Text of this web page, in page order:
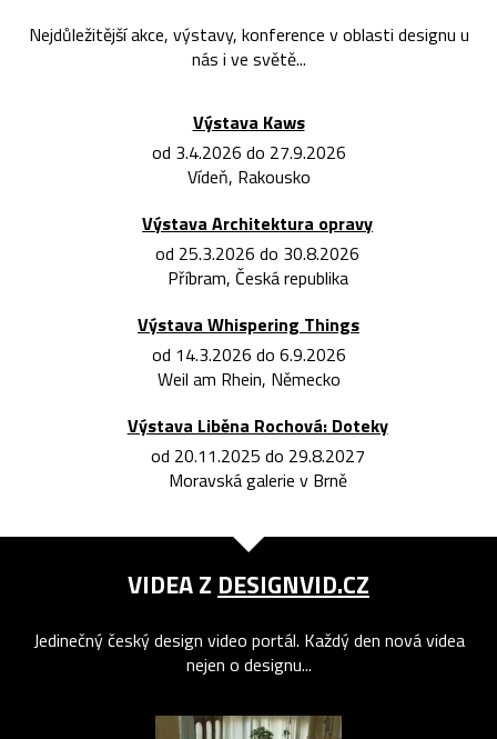
Nejdůležitější akce, výstavy, konference v oblasti designu u
nás i ve světě...
Výstava Kaws
od 3.4.2026 do 27.9.2026
Vídeň, Rakousko
Výstava Architektura opravy
od 25.3.2026 do 30.8.2026
Příbram, Česká republika
Výstava Whispering Things
od 14.3.2026 do 6.9.2026
Weil am Rhein, Německo
Výstava Liběna Rochová: Doteky
od 20.11.2025 do 29.8.2027
Moravská galerie v Brně
VIDEA Z DESIGNVID.CZ
Jedinečný český design video portál. Každý den nová videa
nejen o designu...